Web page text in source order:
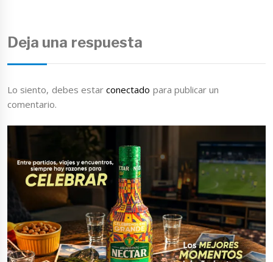
Deja una respuesta
Lo siento, debes estarconectado para publicar un
comentario.